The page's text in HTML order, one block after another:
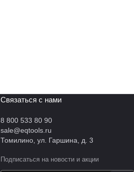
Связаться с нами
8 800 533 80 90
sale@eqtools.ru
Томилино, ул. Гаршина, д. 3
Подписаться на новости и акции